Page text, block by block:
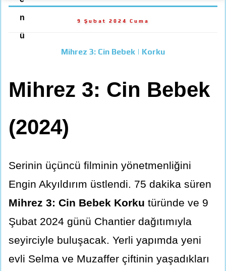
n
ü
9 Şubat 2024 Cuma
Mihrez 3: Cin Bebek | Korku
Mihrez 3: Cin Bebek
(2024)
Serinin üçüncü filminin yönetmenliğini
Engin Akyıldırım üstlendi. 75 dakika süren
Mihrez 3: Cin Bebek Korku türünde ve 9
Şubat 2024 günü Chantier dağıtımıyla
seyirciyle buluşacak. Yerli yapımda yeni
evli Selma ve Muzaffer çiftinin yaşadıkları